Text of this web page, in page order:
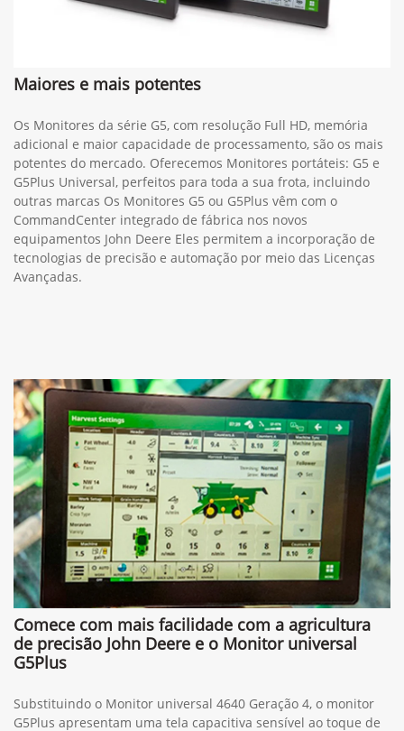
Maiores e mais potentes
Os Monitores da série G5, com resolução Full HD, memória
adicional e maior capacidade de processamento, são os mais
potentes do mercado. Oferecemos Monitores portáteis: G5 e
G5Plus Universal, perfeitos para toda a sua frota, incluindo
outras marcas Os Monitores G5 ou G5Plus vêm com o
CommandCenter integrado de fábrica nos novos
equipamentos John Deere Eles permitem a incorporação de
tecnologias de precisão e automação por meio das Licenças
Avançadas.
Comece com mais facilidade com a agricultura
de precisão John Deere e o Monitor universal
G5Plus
Substituindo o Monitor universal 4640 Geração 4, o monitor
G5Plus apresentam uma tela capacitiva sensível ao toque de